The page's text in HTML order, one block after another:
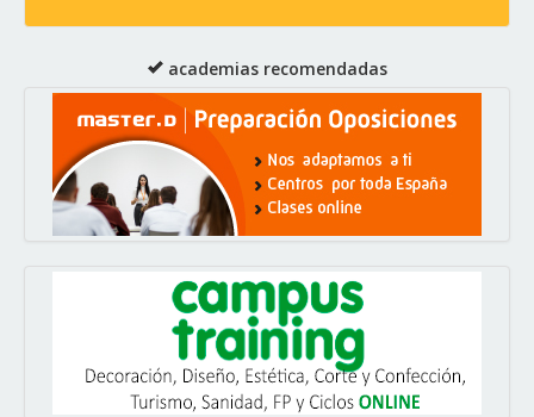
academias recomendadas